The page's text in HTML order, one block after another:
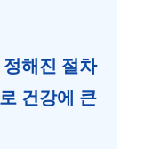
해진 절차
건강에 큰